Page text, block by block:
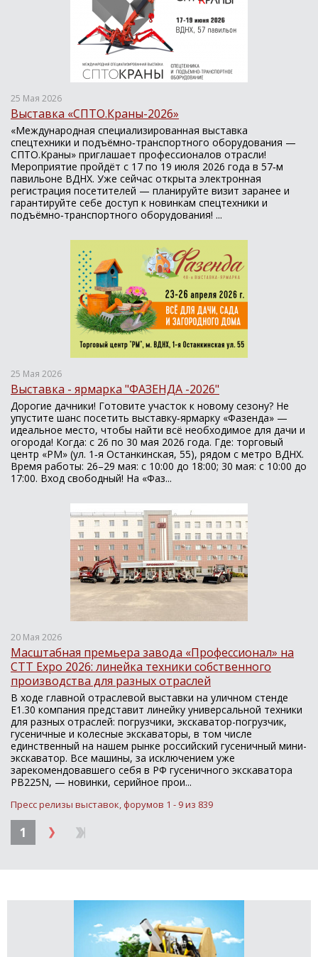
25 Мая 2026
Выставка «СПТО.Краны-2026»
«Международная специализированная выставка
спецтехники и подъёмно‑транспортного оборудования —
СПТО.Краны» приглашает профессионалов отрасли!
Мероприятие пройдёт с 17 по 19 июля 2026 года в 57‑м
павильоне ВДНХ. Уже сейчас открыта электронная
регистрация посетителей — планируйте визит заранее и
гарантируйте себе доступ к новинкам спецтехники и
подъёмно‑транспортного оборудования! ...
25 Мая 2026
Выставка - ярмарка "ФАЗЕНДА -2026"
Дорогие дачники! Готовите участок к новому сезону? Не
упустите шанс посетить выставку‑ярмарку «Фазенда» —
идеальное место, чтобы найти всё необходимое для дачи и
огорода! Когда: с 26 по 30 мая 2026 года. Где: торговый
центр «РМ» (ул. 1‑я Останкинская, 55), рядом с метро ВДНХ.
Время работы: 26–29 мая: с 10:00 до 18:00; 30 мая: с 10:00 до
17:00. Вход свободный! На «Фаз...
20 Мая 2026
Масштабная премьера завода «Профессионал» на
CTT Expo 2026: линейка техники собственного
производства для разных отраслей
В ходе главной отраслевой выставки на уличном стенде
Е1.30 компания представит линейку универсальной техники
для разных отраслей: погрузчики, экскаватор-погрузчик,
гусеничные и колесные экскаваторы, в том числе
единственный на нашем рынке российский гусеничный мини-
экскаватор. Все машины, за исключением уже
зарекомендовавшего себя в РФ гусеничного экскаватора
PB225N, — новинки, серийное прои...
Пресс релизы выставок, форумов 1 - 9 из 839
1